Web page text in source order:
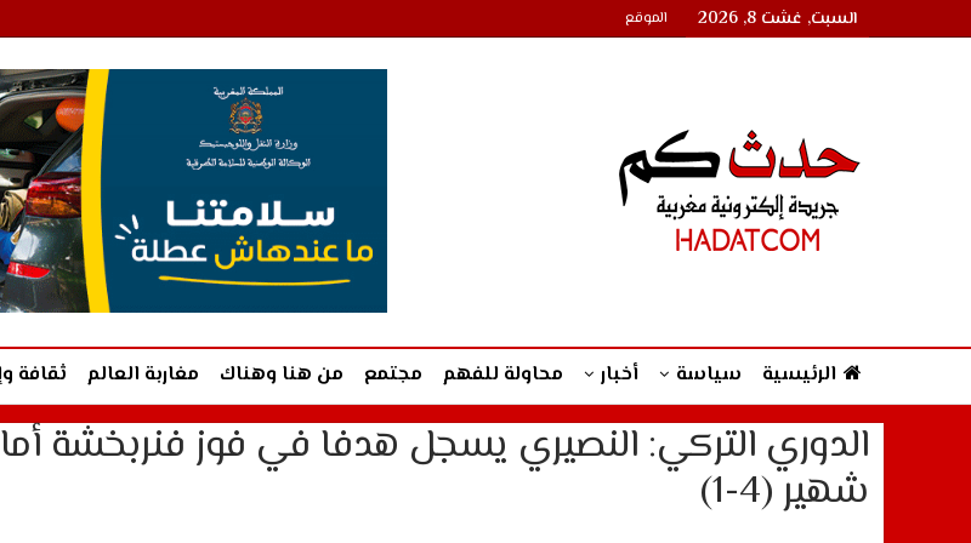
السبت, غشت 8, 2026 الموقع
الرئيسية سياسة أخبار محاولة للفهم مجتمع من هنا وهناك مغاربة العالم ثقافة
الدوري التركي: النصيري يسجل هدفا في فوز فنربخشة
شهير (4-1)